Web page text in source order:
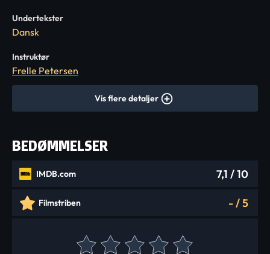
Undertekster
Dansk
Instruktør
Frelle Petersen
Vis flere detaljer
BEDØMMELSER
IMDB.com 7,1 / 10
Filmstriben -/5